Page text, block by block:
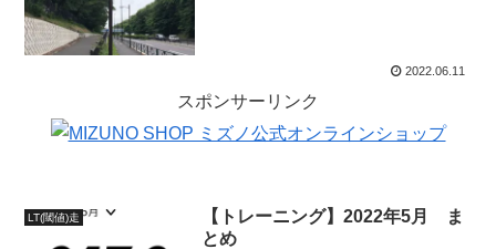
2022.06.11
スポンサーリンク
LT(閾値)走
【トレーニング】2022年5月 ま
とめ